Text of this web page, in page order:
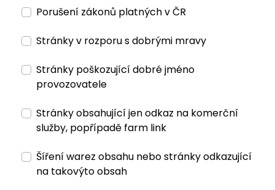
Porušení zákonů platných v ČR
Stránky v rozporu s dobrými mravy
Stránky poškozující dobré jméno
provozovatele
Stránky obsahující jen odkaz na komerční
služby, popřípadě farm link
Šíření warez obsahu nebo stránky odkazující
na takovýto obsah